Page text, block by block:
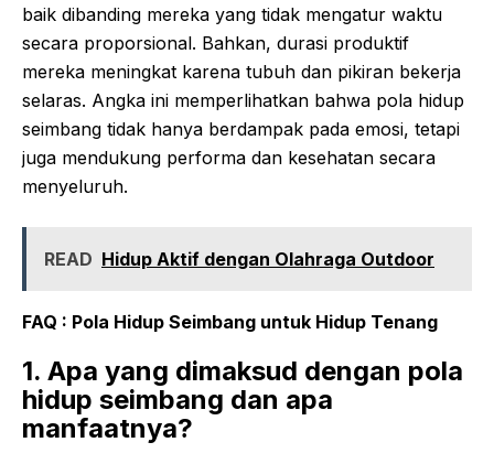
baik dibanding mereka yang tidak mengatur waktu
secara proporsional. Bahkan, durasi produktif
mereka meningkat karena tubuh dan pikiran bekerja
selaras. Angka ini memperlihatkan bahwa pola hidup
seimbang tidak hanya berdampak pada emosi, tetapi
juga mendukung performa dan kesehatan secara
menyeluruh.
READ Hidup Aktif dengan Olahraga Outdoor
FAQ : Pola Hidup Seimbang untuk Hidup Tenang
1. Apa yang dimaksud dengan pola
hidup seimbang dan apa
manfaatnya?